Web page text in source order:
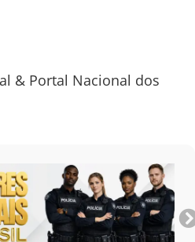
& Portal Nacional dos